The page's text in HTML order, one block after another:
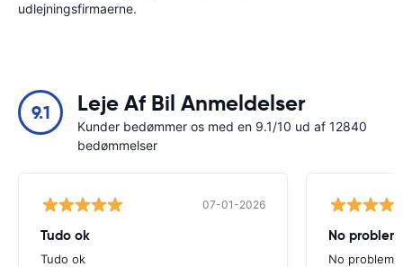
udlejningsfirmaerne.
9.1 Leje Af Bil Anmeldelser
Kunder bedømmer os med en 9.1/10 ud af 12840
bedømmelser
07-01-2026
Tudo ok
Tudo ok
No
No